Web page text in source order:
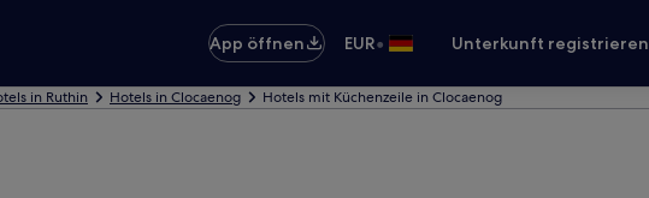
App öffnen
EUR• Unterkunft registrieren
in Ruthin Hotels in Clocaenog Hotels mit Küchenzeile in Clocaenog